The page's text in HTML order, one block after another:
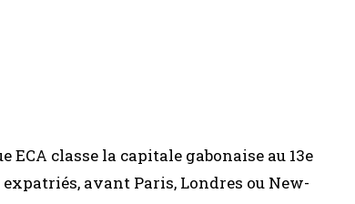
classe la capitale gabonaise au 13e
avant Paris, Londres ou New-